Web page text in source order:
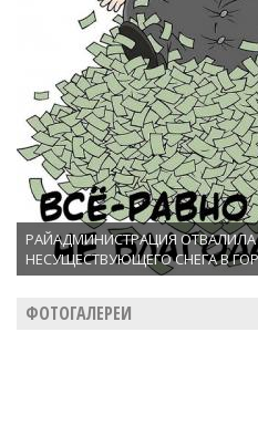
РАЙАДМИНИСТРАЦИЯ ОТВАЛИЛА
НЕСУЩЕСТВУЮЩЕГО СНЕГА В
ФОТОГАЛЕРЕИ